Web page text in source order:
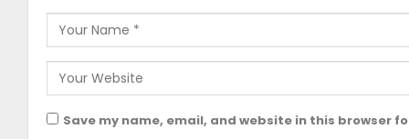
Save my name, email, and website in this browser